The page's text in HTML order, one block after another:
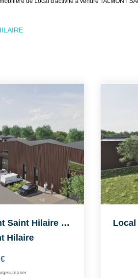
Local D'activité Talmont Saint Hilaire 152 M2
Hilaire